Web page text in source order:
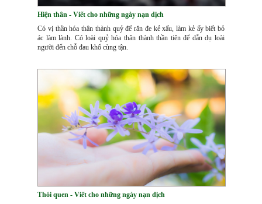
Hiện thân - Viết cho những ngày nạn dịch
Có vị thần hóa thân thành quỷ để răn đe kẻ xấu, làm kẻ ấy biết bỏ
ác làm lành. Có loài quỷ hóa thân thành thần tiên để dẫn dụ loài
người đến chỗ đau khổ cùng tận.
Thói quen - Viết cho những ngày nạn dịch